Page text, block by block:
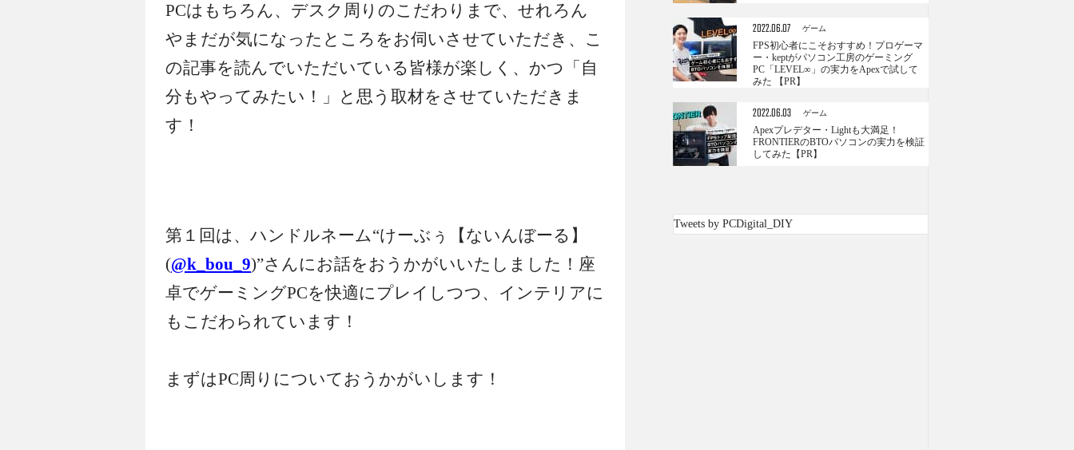
PCはもちろん、デスク周りのこだわりまで、せれろん
やまだが気になったところをお伺いさせていただき、こ
の記事を読んでいただいている皆様が楽しく、かつ「自
分もやってみたい！」と思う取材をさせていただきま
す！
第１回は、ハンドルネーム“けーぶぅ【ないんぼーる】
(@k_bou_9)”さんにお話をおうかがいいたしました！座
卓でゲーミングPCを快適にプレイしつつ、インテリアに
もこだわられています！
まずはPC周りについておうかがいします！
2022.06.07 ゲーム
FPS初心者にこそおすすめ！プロゲーマ
ー・keptがパソコン工房のゲーミング
PC「LEVEL∞」の実力をApexで試して
みた 【PR】
2022.06.03 ゲーム
Apexプレデター・Lightも大満足！
FRONTIERのBTOパソコンの実力を検証
してみた【PR】
Tweets by PCDigital_DIY